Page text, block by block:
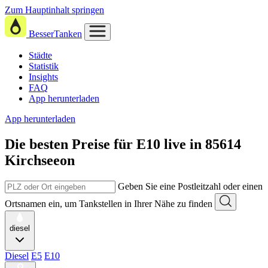
Zum Hauptinhalt springen
BesserTanken
Städte
Statistik
Insights
FAQ
App herunterladen
App herunterladen
Die besten Preise für E10 live in 85614
Kirchseeon
Geben Sie eine Postleitzahl oder einen
Ortsnamen ein, um Tankstellen in Ihrer Nähe zu finden
diesel
Diesel E5 E10